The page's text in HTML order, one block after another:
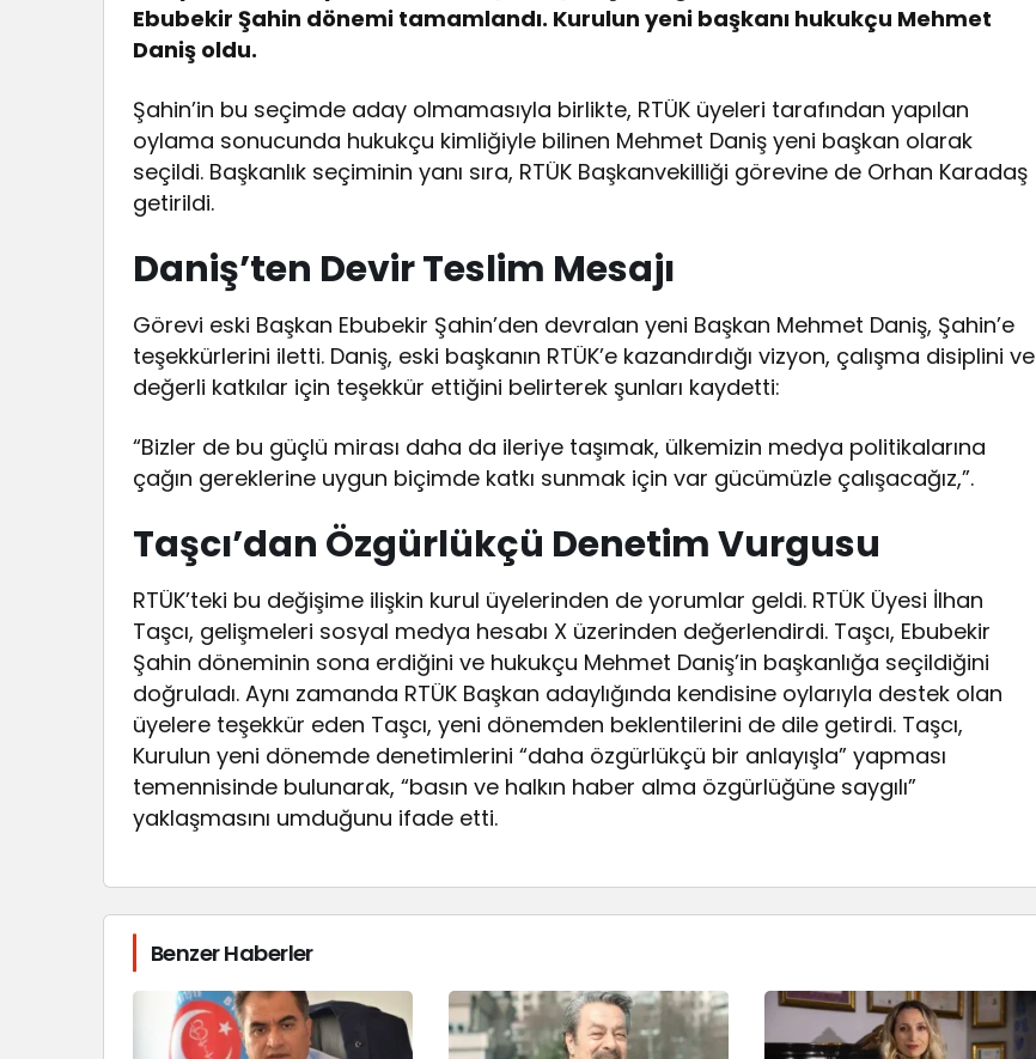
Ebubekir Şahin dönemi tamamlandı. Kurulun yeni başkanı hukukçu Mehmet
Daniş oldu.
Şahin’in bu seçimde aday olmamasıyla birlikte, RTÜK üyeleri tarafından yapılan
oylama sonucunda hukukçu kimliğiyle bilinen Mehmet Daniş yeni başkan olarak
seçildi. Başkanlık seçiminin yanı sıra, RTÜK Başkanvekilliği görevine de Orhan Karadaş
getirildi.
Daniş’ten Devir Teslim Mesajı
Görevi eski Başkan Ebubekir Şahin’den devralan yeni Başkan Mehmet Daniş, Şahin’e
teşekkürlerini iletti. Daniş, eski başkanın RTÜK’e kazandırdığı vizyon, çalışma disiplini ve
değerli katkılar için teşekkür ettiğini belirterek şunları kaydetti:
“Bizler de bu güçlü mirası daha da ileriye taşımak, ülkemizin medya politikalarına
çağın gereklerine uygun biçimde katkı sunmak için var gücümüzle çalışacağız,”.
Taşcı’dan Özgürlükçü Denetim Vurgusu
RTÜK’teki bu değişime ilişkin kurul üyelerinden de yorumlar geldi. RTÜK Üyesi İlhan
Taşcı, gelişmeleri sosyal medya hesabı X üzerinden değerlendirdi. Taşcı, Ebubekir
Şahin döneminin sona erdiğini ve hukukçu Mehmet Daniş’in başkanlığa seçildiğini
doğruladı. Aynı zamanda RTÜK Başkan adaylığında kendisine oylarıyla destek olan
üyelere teşekkür eden Taşcı, yeni dönemden beklentilerini de dile getirdi. Taşcı,
Kurulun yeni dönemde denetimlerini “daha özgürlükçü bir anlayışla” yapması
temennisinde bulunarak, “basın ve halkın haber alma özgürlüğüne saygılı”
yaklaşmasını umduğunu ifade etti.
Benzer Haberler